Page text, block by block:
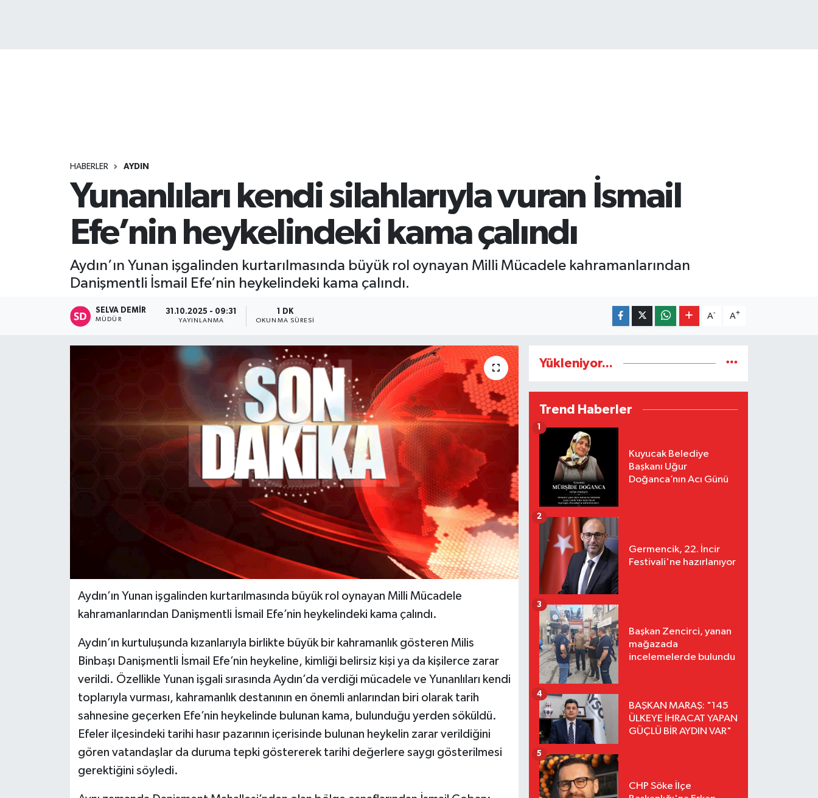
HABERLER AYDIN
Yunanlıları kendi silahlarıyla vuran İsmail
Efe’nin heykelindeki kama çalındı
Aydın’ın Yunan işgalinden kurtarılmasında büyük rol oynayan Milli Mücadele kahramanlarından
Danişmentli İsmail Efe’nin heykelindeki kama çalındı.
SELVA DEMIR
MÜDÜR
31.10.2025 - 09:31
YAYINLANMA
1 DK
OKUNMA SÜRESI
A- A+
Aydın’ın Yunan işgalinden kurtarılmasında büyük rol oynayan Milli Mücadele
kahramanlarından Danişmentli İsmail Efe’nin heykelindeki kama çalındı.
Aydın’ın kurtuluşunda kızanlarıyla birlikte büyük bir kahramanlık gösteren Milis
Binbaşı Danişmentli İsmail Efe’nin heykeline, kimliği belirsiz kişi ya da kişilerce zarar
verildi. Özellikle Yunan işgali sırasında Aydın’da verdiği mücadele ve Yunanlıları kendi
toplarıyla vurması, kahramanlık destanının en önemli anlarından biri olarak tarih
sahnesine geçerken Efe’nin heykelinde bulunan kama, bulunduğu yerden söküldü.
Efeler ilçesindeki tarihi hasır pazarının içerisinde bulunan heykelin zarar verildiğini
gören vatandaşlar da duruma tepki göstererek tarihi değerlere saygı gösterilmesi
gerektiğini söyledi.
Yükleniyor...
Trend Haberler
Kuyucak Belediye
Başkanı Uğur
Doğanca’nın Acı Günü
1
Germencik, 22. İncir
Festivali'ne hazırlanıyor
2
Başkan Zencirci, yanan
mağazada
incelemelerde bulundu
3
BAŞKAN MARAŞ: "145
ÜLKEYE İHRACAT YAPAN
GÜÇLÜ BİR AYDIN VAR"
4
CHP Söke İlçe
5